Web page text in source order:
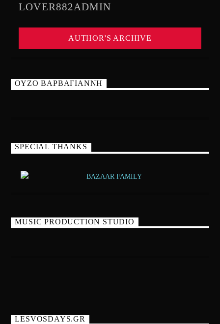
LOVER882ADMIN
AUTHOR'S ARCHIVE
ΟΥΖΟ ΒΑΡΒΑΓΙΑΝΝΗ
SPECIAL THANKS
MUSIC PRODUCTION STUDIO
LESVOSDAYS.GR